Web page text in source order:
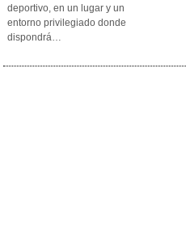
deportivo, en un lugar y un
entorno privilegiado donde
dispondrá…